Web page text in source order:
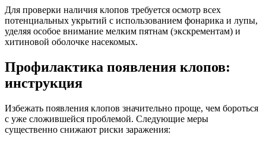
Для проверки наличия клопов требуется осмотр всех
потенциальных укрытий с использованием фонарика и лупы,
уделяя особое внимание мелким пятнам (экскрементам) и
хитиновой оболочке насекомых.
Профилактика появления клопов:
инструкция
Избежать появления клопов значительно проще, чем бороться
с уже сложившейся проблемой. Следующие меры
существенно снижают риски заражения: